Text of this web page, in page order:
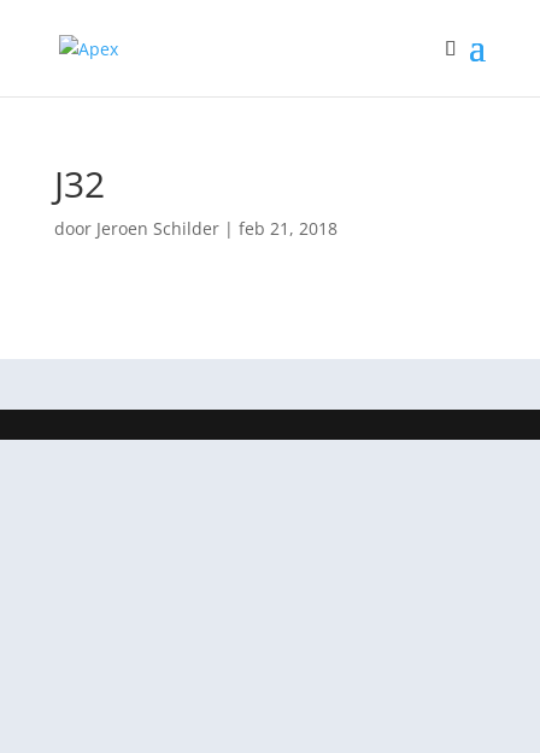
J32
door Jeroen Schilder| feb 21, 2018